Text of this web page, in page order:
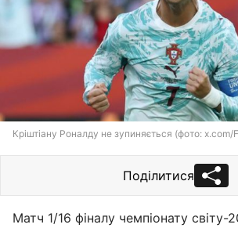
Кріштіану Роналду не зупиняється (фото: x.com/
Поділитися
Матч 1/16 фіналу чемпіонату світу-